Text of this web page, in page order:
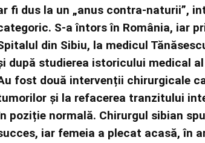
fi dus la un „anus contra-naturii”,
S-a întors în România, iar
din Sibiu, la medicul
după studierea istoricului medical
fost două intervenții chirurgicale
și la refacerea tranzitului
poziție normală. Chirurgul sibian
iar femeia a plecat acasă, în